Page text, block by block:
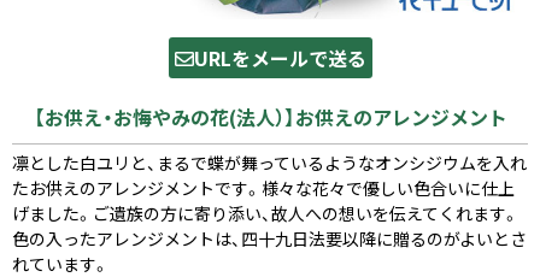
URLをメールで送る
【お供え・お悔やみの花(法人）】お供えのアレンジメント
凛とした白ユリと、まるで蝶が舞っているようなオンシジウムを入れ
たお供えのアレンジメントです。様々な花々で優しい色合いに仕上
げました。ご遺族の方に寄り添い、故人への想いを伝えてくれます。
色の入ったアレンジメントは、四十九日法要以降に贈るのがよいとさ
れています。